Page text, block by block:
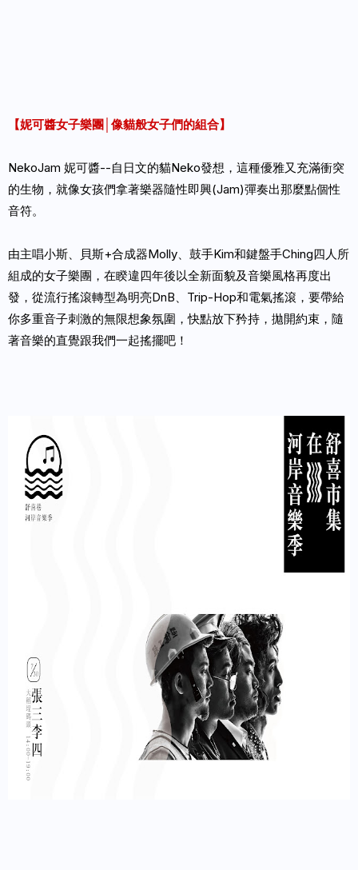
【妮可醬女子樂團│像貓般女子們的組合】
NekoJam 妮可醬--自日文的貓Neko發想，這種優雅又充滿衝突
的生物，就像女孩們拿著樂器隨性即興(Jam)彈奏出那麼點個性
音符。
由主唱小斯、貝斯+合成器Molly、鼓手Kim和鍵盤手Ching四人所
組成的女子樂團，在睽違四年後以全新面貌及音樂風格再度出
發，從流行搖滾轉型為明亮DnB、Trip-Hop和電氣搖滾，要帶給
你多重音子刺激的無限想象氛圍，快點放下矜持，拋開約束，隨
著音樂的直覺跟我們一起搖擺吧！